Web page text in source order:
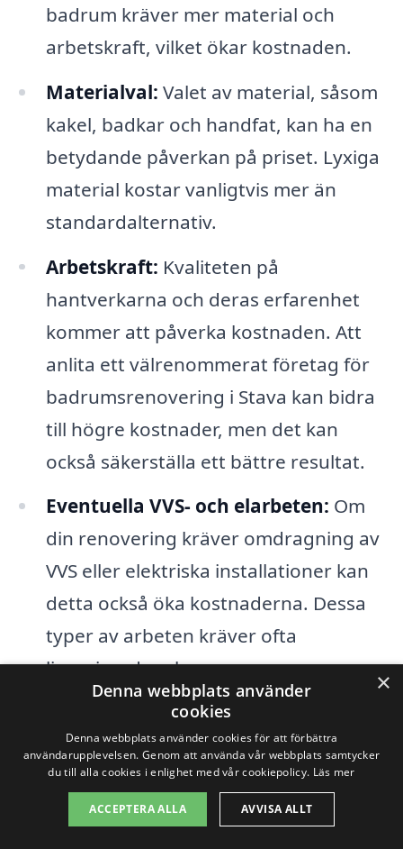
badrum kräver mer material och
arbetskraft, vilket ökar kostnaden.
Materialval: Valet av material, såsom
kakel, badkar och handfat, kan ha en
betydande påverkan på priset. Lyxiga
material kostar vanligtvis mer än
standardalternativ.
Arbetskraft: Kvaliteten på
hantverkarna och deras erfarenhet
kommer att påverka kostnaden. Att
anlita ett välrenommerat företag för
badrumsrenovering i Stava kan bidra
till högre kostnader, men det kan
också säkerställa ett bättre resultat.
Eventuella VVS- och elarbeten: Om
din renovering kräver omdragning av
VVS eller elektriska installationer kan
detta också öka kostnaderna. Dessa
typer av arbeten kräver ofta
licensierade yrkespersoner.
Det är värt att notera att priset på
badrumsrenovering i Stava kan variera
mellan olika entreprenörer, så det är en
bra idé att inhämta flera offerter. Med
×
Denna webbplats använder
cookies
Denna webbplats använder cookies för att förbättra
användarupplevelsen. Genom att använda vår webbplats samtycker
du till alla cookies i enlighet med vår cookiepolicy. Läs mer
ACCEPTERA ALLA AVVISA ALLT